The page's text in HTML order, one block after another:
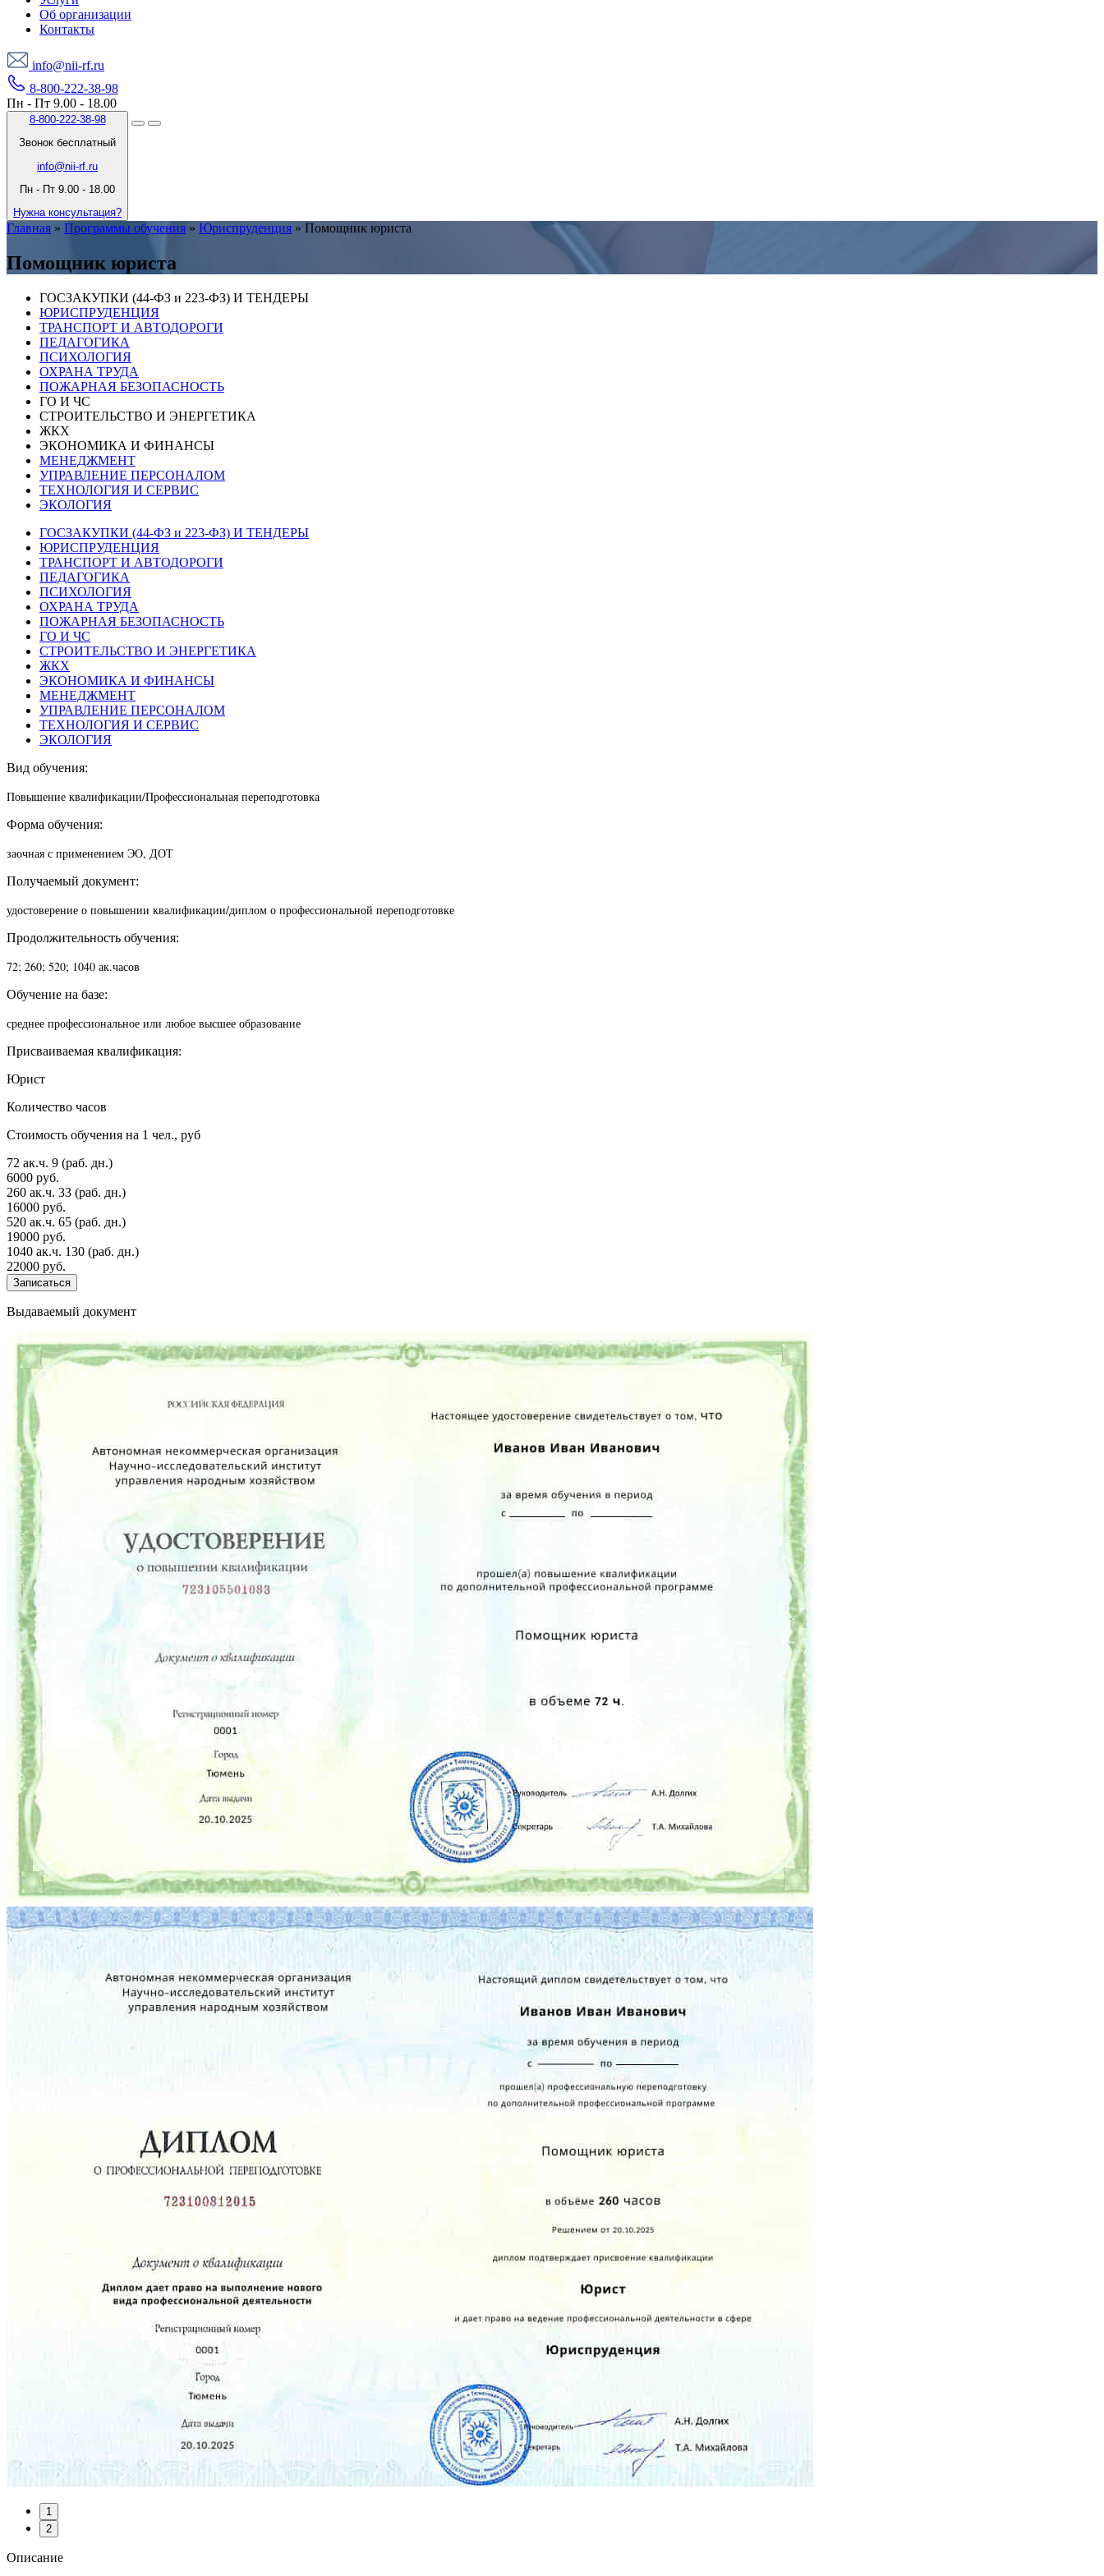
Об организации
Контакты
info@nii-rf.ru
8-800-222-38-98
Пн - Пт 9.00 - 18.00
8-800-222-38-98
Звонок бесплатный
info@nii-rf.ru
Пн - Пт 9.00 - 18.00
Нужна консультация?
Главная » Программы обучения » Юриспруденция » Помощник юриста
Помощник юриста
ГОСЗАКУПКИ (44-ФЗ и 223-ФЗ) И ТЕНДЕРЫ
ЮРИСПРУДЕНЦИЯ
ТРАНСПОРТ И АВТОДОРОГИ
ПЕДАГОГИКА
ПСИХОЛОГИЯ
ОХРАНА ТРУДА
ПОЖАРНАЯ БЕЗОПАСНОСТЬ
ГО И ЧС
СТРОИТЕЛЬСТВО И ЭНЕРГЕТИКА
ЖКХ
ЭКОНОМИКА И ФИНАНСЫ
МЕНЕДЖМЕНТ
УПРАВЛЕНИЕ ПЕРСОНАЛОМ
ТЕХНОЛОГИЯ И СЕРВИС
ЭКОЛОГИЯ
ГОСЗАКУПКИ (44-ФЗ и 223-ФЗ) И ТЕНДЕРЫ
ЮРИСПРУДЕНЦИЯ
ТРАНСПОРТ И АВТОДОРОГИ
ПЕДАГОГИКА
ПСИХОЛОГИЯ
ОХРАНА ТРУДА
ПОЖАРНАЯ БЕЗОПАСНОСТЬ
ГО И ЧС
СТРОИТЕЛЬСТВО И ЭНЕРГЕТИКА
ЖКХ
ЭКОНОМИКА И ФИНАНСЫ
МЕНЕДЖМЕНТ
УПРАВЛЕНИЕ ПЕРСОНАЛОМ
ТЕХНОЛОГИЯ И СЕРВИС
ЭКОЛОГИЯ
Вид обучения:
Повышение квалификации/Профессиональная переподготовка
Форма обучения:
заочная с применением ЭО, ДОТ
Получаемый документ:
удостоверение о повышении квалификации/диплом о профессиональной переподготовке
Продолжительность обучения:
72; 260; 520; 1040 ак.часов
Обучение на базе:
среднее профессиональное или любое высшее образование
Присваиваемая квалификация:
Юрист
Количество часов
Стоимость обучения на 1 чел., руб
72 ак.ч. 9 (раб. дн.)
6000 руб.
260 ак.ч. 33 (раб. дн.)
16000 руб.
520 ак.ч. 65 (раб. дн.)
19000 руб.
1040 ак.ч. 130 (раб. дн.)
22000 руб.
Записаться
Выдаваемый документ
1
2
Описание